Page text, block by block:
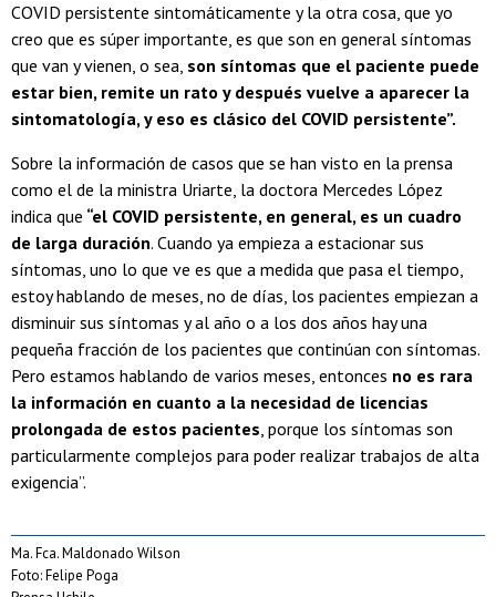
COVID persistente sintomáticamente y la otra cosa, que yo
creo que es súper importante, es que son en general síntomas
que van y vienen, o sea, son síntomas que el paciente puede
estar bien, remite un rato y después vuelve a aparecer la
sintomatología, y eso es clásico del COVID persistente”.
Sobre la información de casos que se han visto en la prensa
como el de la ministra Uriarte, la doctora Mercedes López
indica que “el COVID persistente, en general, es un cuadro
de larga duración. Cuando ya empieza a estacionar sus
síntomas, uno lo que ve es que a medida que pasa el tiempo,
estoy hablando de meses, no de días, los pacientes empiezan a
disminuir sus síntomas y al año o a los dos años hay una
pequeña fracción de los pacientes que continúan con síntomas.
Pero estamos hablando de varios meses, entonces no es rara
la información en cuanto a la necesidad de licencias
prolongada de estos pacientes, porque los síntomas son
particularmente complejos para poder realizar trabajos de alta
exigencia”.
Ma. Fca. Maldonado Wilson
Foto: Felipe Poga